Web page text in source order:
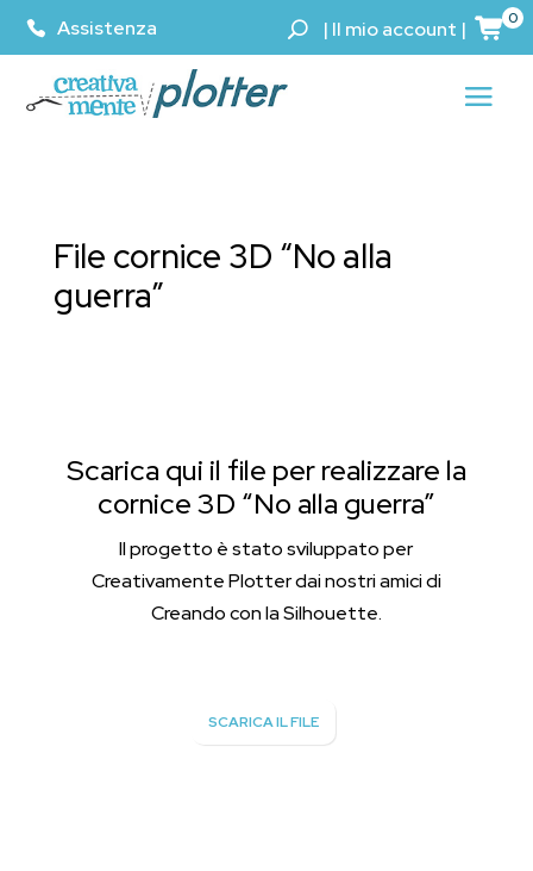
Assistenza | Il mio account | 0
File cornice 3D “No alla
guerra”
Scarica qui il file per realizzare la
cornice 3D “No alla guerra”
Il progetto è stato sviluppato per
Creativamente Plotter dai nostri amici di
Creando con la Silhouette.
SCARICA IL FILE